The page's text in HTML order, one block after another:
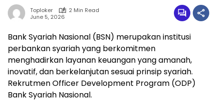
Toploker
2 Min Read
June 5, 2026
Bank Syariah Nasional (BSN) merupakan institusi
perbankan syariah yang berkomitmen
menghadirkan layanan keuangan yang amanah,
inovatif, dan berkelanjutan sesuai prinsip syariah.
Rekrutmen Officer Development Program (ODP)
Bank Syariah Nasional.